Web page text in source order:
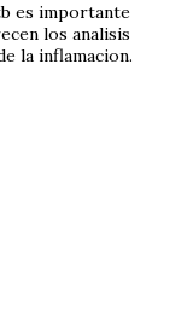
es importante
los analisis
la inflamacion.